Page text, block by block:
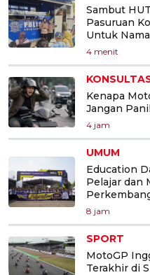
Sambut
Pasuruan
Untuk
4 menit
Kenapa
Jangan
4 jam
UMUM
Education
Pelajar dan
8 jam
SPORT
MotoGP
Terakhir di